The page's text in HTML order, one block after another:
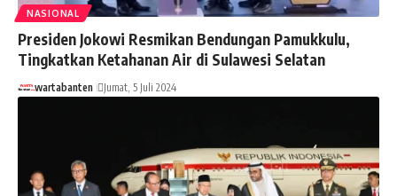
NASIONAL
Presiden Jokowi Resmikan Bendungan Pamukkulu,
Tingkatkan Ketahanan Air di Sulawesi Selatan
wartabanten Jumat, 5 Juli 2024